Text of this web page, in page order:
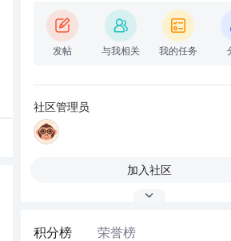
发帖 与我相关 我的任务
社区管理员
加入社区
积分榜 荣誉榜